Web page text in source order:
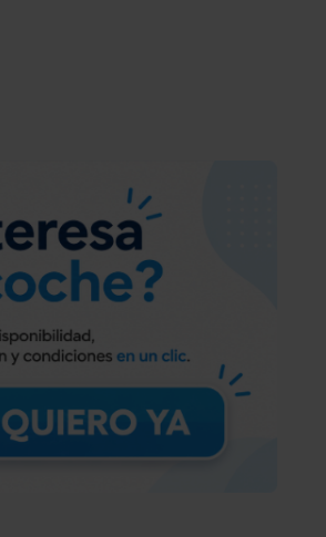
81 kW Blue-HDI FAP